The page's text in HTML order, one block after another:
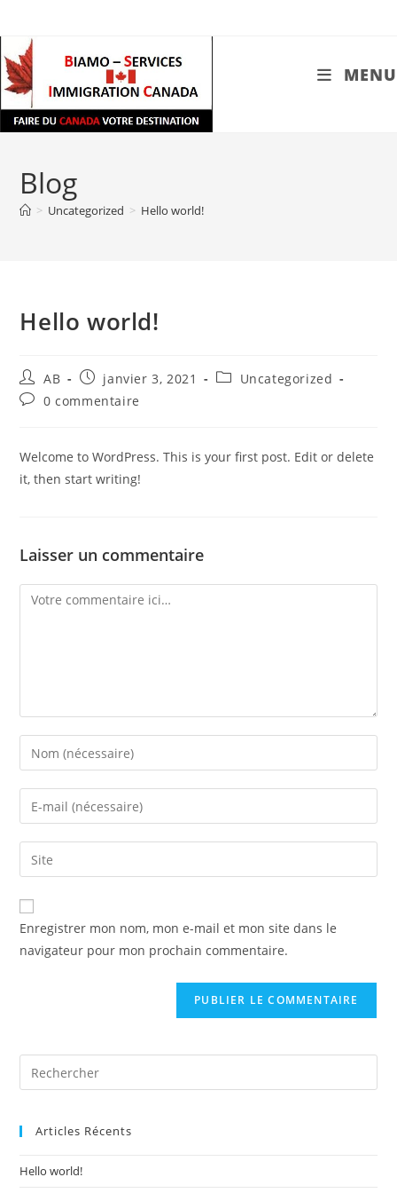
to
content
MENU
Blog
> Uncategorized > Hello world!
Hello world!
Auteur/autrice
de
la
AB
Publication
publiée :
janvier 3, 2021
PostUncategorized
Commentaires
publication :
0 commentaire
Welcome to WordPress. This is your first post. Edit or delete
it, then start writing!
Laisser un commentaire
Comment
Enter
your
name
comment
Enter
your
email
address
comment
Saisir
l’URL
de
votre
(facultatif)
Enregistrer mon nom, mon e-mail et mon site dans le
navigateur pour mon prochain commentaire.
Articles Récents
Hello world!